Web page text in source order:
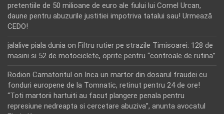
pretentiile de 50 milioane de euro ale fiului lui Cornel Urcan,
daune pentru abuzurile justitiei impotriva tatalui sau! Urmează
CEDO!
jalalive piala dunia on Filtru rutier pe strazile Timisoarei: 128 de
masini si 52 de motociclete, oprite pentru “controale de rutina”
Rodion Camatoritul on Inca un martor din dosarul fraudei cu
fonduri europene de la Tomnatic, retinut pentru 24 de ore!
“Toti martorii hartuiti au facut plangere penala pentru
represiune nedreapta si cercetare abuziva”, anunta avocatul